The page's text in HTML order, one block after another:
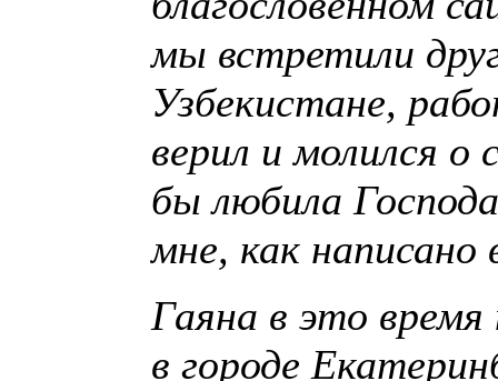
мы встретили
Узбекистане,
верил и молился о
бы любила
мне, как написано
Гаяна в это время
в городе